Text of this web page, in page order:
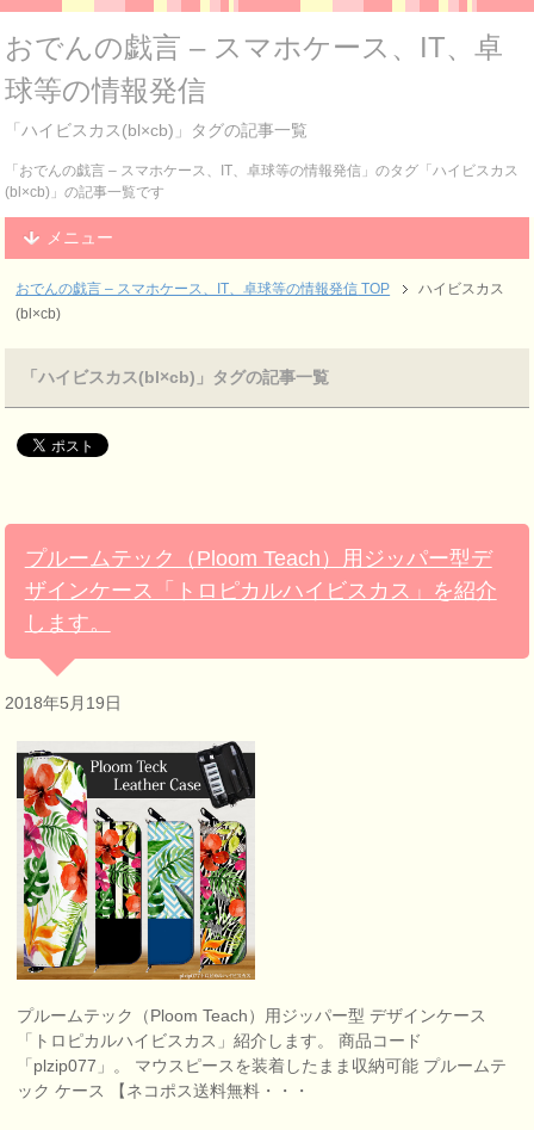
おでんの戯言 – スマホケース、IT、卓
球等の情報発信
「ハイビスカス(bl×cb)」タグの記事一覧
「おでんの戯言 – スマホケース、IT、卓球等の情報発信」のタグ「ハイビスカス
(bl×cb)」の記事一覧です
メニュー
おでんの戯言 – スマホケース、IT、卓球等の情報発信 TOP
ハイビスカス
(bl×cb)
「ハイビスカス(bl×cb)」タグの記事一覧
プルームテック（Ploom Teach）用ジッパー型デ
ザインケース「トロピカルハイビスカス」を紹介
します。
2018年5月19日
プルームテック（Ploom Teach）用ジッパー型 デザインケース
「トロピカルハイビスカス」紹介します。 商品コード
「plzip077」。 マウスピースを装着したまま収納可能 プルームテ
ック ケース 【ネコポス送料無料・・・